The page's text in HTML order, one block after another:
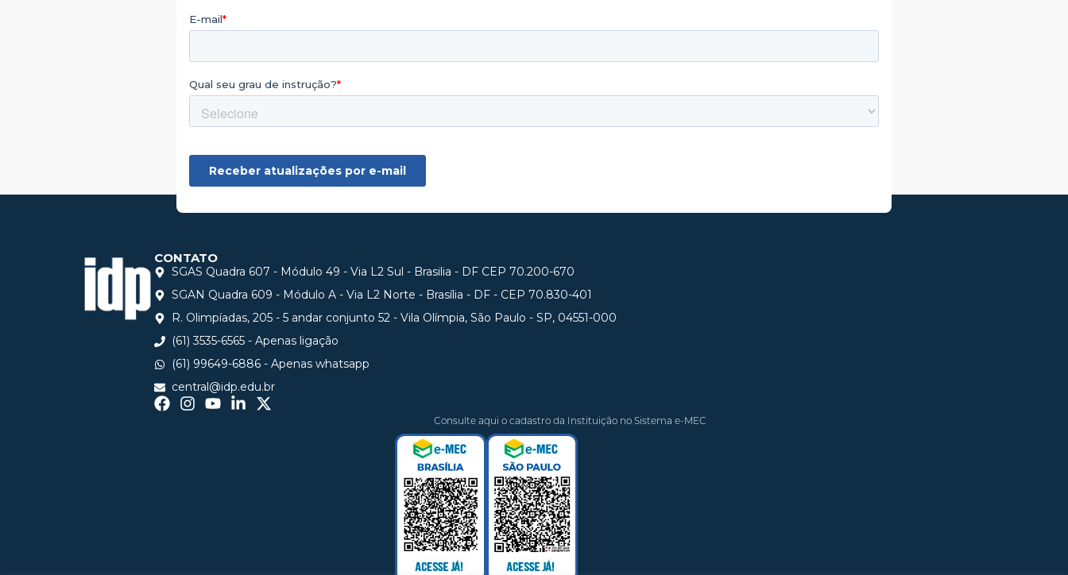
CONTATO
SGAS Quadra 607 - Módulo 49 - Via L2 Sul - Brasilia - DF CEP 70.200-670
SGAN Quadra 609 - Módulo A - Via L2 Norte - Brasília - DF - CEP 70.830-401
R. Olimpíadas, 205 - 5 andar conjunto 52 - Vila Olímpia, São Paulo - SP, 04551-000
(61) 3535-6565 - Apenas ligação
(61) 99649-6886 - Apenas whatsapp
central@idp.edu.br
Consulte aqui o cadastro da Instituição no Sistema e-MEC